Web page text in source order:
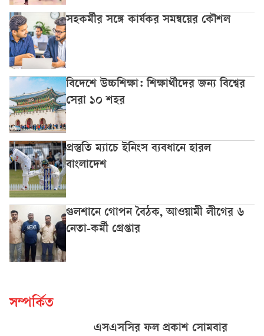
সহকর্মীর সঙ্গে কার্যকর সমন্বয়ের কৌশল
বিদেশে উচ্চশিক্ষা: শিক্ষার্থীদের জন্য বিশ্বের
সেরা ১০ শহর
প্রস্তুতি ম্যাচে ইনিংস ব্যবধানে হারল
বাংলাদেশ
গুলশানে গোপন বৈঠক, আওয়ামী লীগের ৬
নেতা-কর্মী গ্রেপ্তার
সম্পর্কিত
এসএসসির ফল প্রকাশ সোমবার